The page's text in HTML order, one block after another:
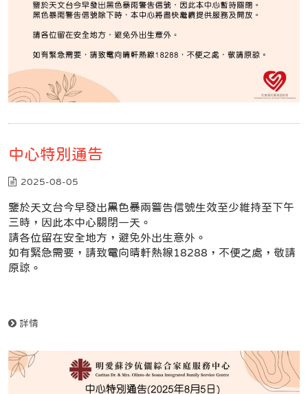
中心特別通告
2025-08-05
鑒於天文台今早發出黑色暴兩警告信號生效至少維持至下午
三時，因此本中心關閉一天。
請各位留在安全地方，避免外出生意外。
如有緊急需要，請致電向晴軒熱線18288，不便之處，敬請
原諒。
詳情